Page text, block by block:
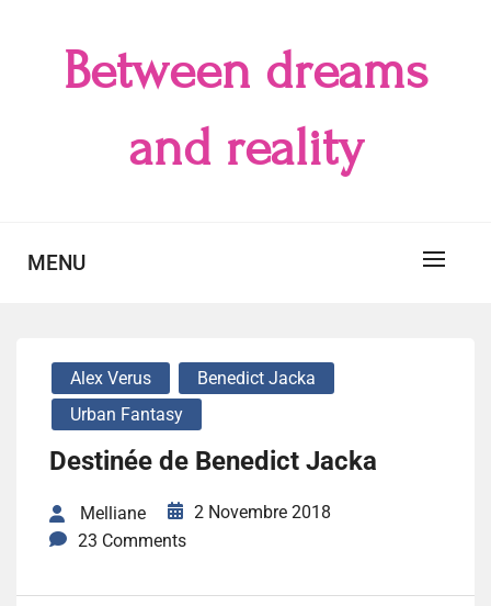
Between dreams
and reality
MENU
Alex Verus
Benedict Jacka
Urban Fantasy
Destinée de Benedict Jacka
Melliane
2 Novembre 2018
23 Comments